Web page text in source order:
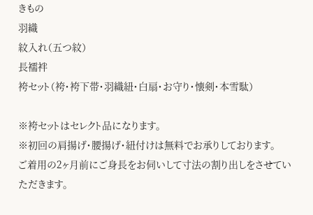
きもの
羽織
紋入れ（五つ紋）
長襦袢
袴セット（袴・袴下帯・羽織紐・白扇・お守り・懐剣・本雪駄）
※袴セットはセレクト品になります。
※初回の肩揚げ・腰揚げ・紐付けは無料でお承りしております。
ご着用の2ヶ月前にご身長をお伺いして寸法の割り出しをさせてい
ただきます。